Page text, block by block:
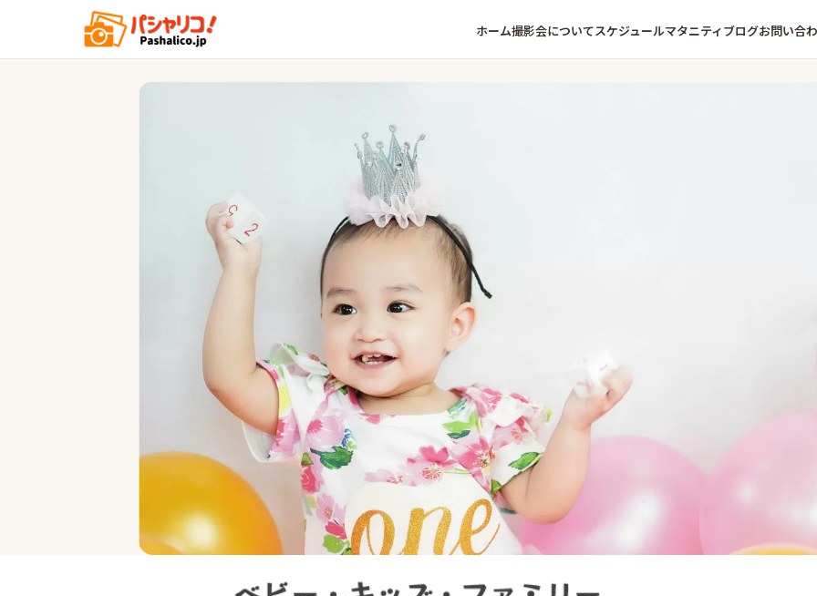
ホーム撮影会についてスケジュールマタニティブログお問い合